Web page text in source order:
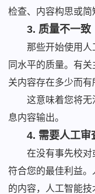
检查、内容构思或简
3. 质量不一致
那些开始使用
同水平的质量。有
关内容存在多少而有
这意味着您将
息内容输出。
4. 需要人工审
在没有事先校对
符合您的最佳利益
的内容，人工智能